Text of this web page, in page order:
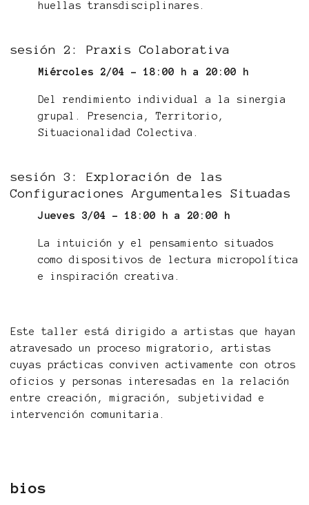
huellas transdisciplinares.
sesión 2: Praxis Colaborativa
Miércoles 2/04 - 18:00 h a 20:00 h
Del rendimiento individual a la sinergia
grupal. Presencia, Territorio,
Situacionalidad Colectiva.
sesión 3: Exploración de las
Configuraciones Argumentales Situadas
Jueves 3/04 - 18:00 h a 20:00 h
La intuición y el pensamiento situados
como dispositivos de lectura micropolítica
e inspiración creativa.
Este taller está dirigido a artistas que hayan
atravesado un proceso migratorio, artistas
cuyas prácticas conviven activamente con otros
oficios y personas interesadas en la relación
entre creación, migración, subjetividad e
intervención comunitaria.
bios